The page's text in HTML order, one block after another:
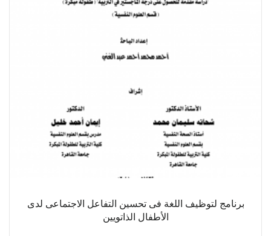
برنامج لتوظيف اللغة فى تحسين التفاعل الاجتماعى لدى
الأطفال الذاتويين